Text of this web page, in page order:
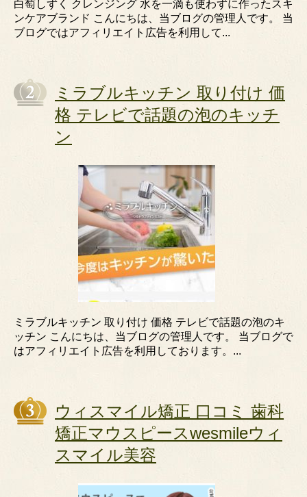
白萄しずく クレンジング 水を一滴も使わずに作ったスキ
ンケアブランド こんにちは、当ブログの管理人です。 当
ブログではアフィリエイト広告を利用して...
ミラブルキッチン 取り付け 価
格 テレビで話題の泡のキッチ
ン
ミラブルキッチン 取り付け 価格 テレビで話題の泡のキ
ッチン こんにちは、当ブログの管理人です。 当ブログで
はアフィリエイト広告を利用しております。...
ウィスマイル矯正 口コミ 歯科
矯正マウスピースwesmileウィ
スマイル美容